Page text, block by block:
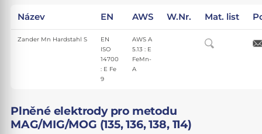
Název EN AWS W.Nr. Mat. list
Zander Mn Hardstahl S
EN
ISO
14700
: E Fe
9
AWS A
5.13 : E
FeMn-
A
Plněné elektrody pro metodu
MAG/MIG/MOG (135, 136, 138, 114)